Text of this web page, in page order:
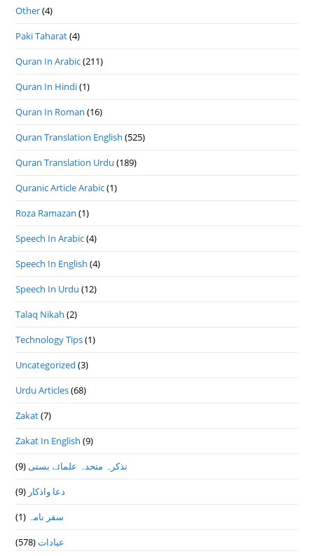
Other(4)
Paki Taharat(4)
Quran In Arabic(211)
Quran In Hindi(1)
Quran In Roman (16)
Quran Translation English (525)
Quran Translation Urdu (189)
Quranic Article Arabic(1)
Roza Ramazan (1)
Speech In Arabic(4)
Speech In English (4)
Speech In Urdu (12)
Talaq Nikah (2)
Technology Tips(1)
Uncategorized (3)
Urdu Articles(68)
Zakat(7)
Zakat In English (9)
تذكرہ متحدہ علمائے بستى(9)
دعا واذكار (9)
سفر نامہ (1)
عبادات(578)